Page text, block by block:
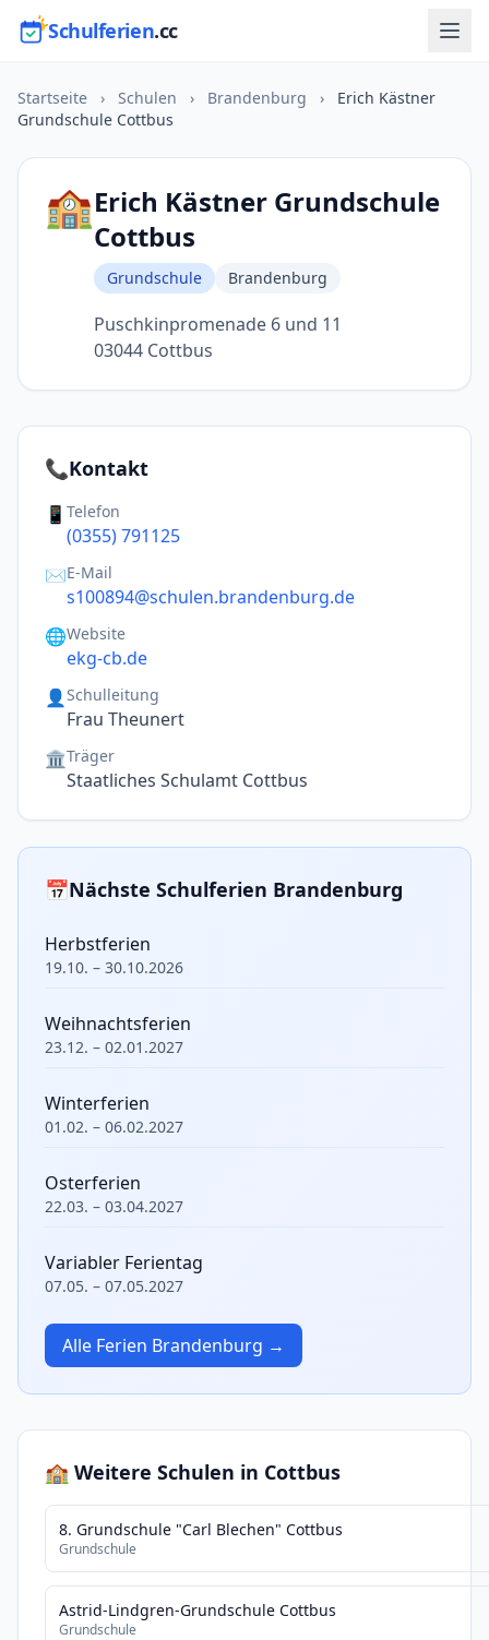
Schulferien.cc
Startseite › Schulen › Brandenburg ›
Erich Kästner
Grundschule Cottbus
🏫Erich Kästner Grundschule
Cottbus
Grundschule Brandenburg
Puschkinpromenade 6 und 11
03044 Cottbus
📞Kontakt
📱 Telefon
(0355) 791125
✉️E-Mail
s100894@schulen.brandenburg.de
🌐Website
ekg-cb.de
👤 Schulleitung
Frau Theunert
🏛️Träger
Staatliches Schulamt Cottbus
📅Nächste Schulferien Brandenburg
Herbstferien
19.10. – 30.10.2026
Weihnachtsferien
23.12. – 02.01.2027
Winterferien
01.02. – 06.02.2027
Osterferien
22.03. – 03.04.2027
Variabler Ferientag
07.05. – 07.05.2027
Alle Ferien Brandenburg →
🏫 Weitere Schulen in Cottbus
8. Grundschule "Carl Blechen" Cottbus
Grundschule
Astrid-Lindgren-Grundschule Cottbus
Grundschule